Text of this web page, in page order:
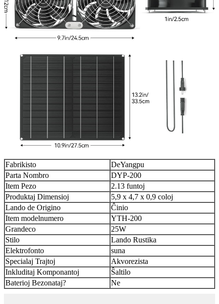
Fabrikisto
DeYangpu
Parta Nombro
DYP-200
Item Pezo
2.13 funtoj
Produktaj Dimensioj
5,9 x 4,7 x 0,9 coloj
Lando de Origino
Ĉinio
Item modelnumero
YTH-200
Grandeco
25W
Stilo
Lando Rustika
Elektrofonto
suna
Specialaj Trajtoj
Akvorezista
Inkluditaj Komponantoj
Ŝaltilo
Baterioj Bezonataj?
Ne